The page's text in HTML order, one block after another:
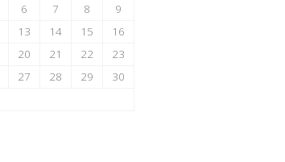
6 7 8
9
13 14 15
16
20 21 22
23
27 28 29
30